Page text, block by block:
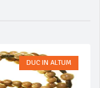
DUC IN ALTUM